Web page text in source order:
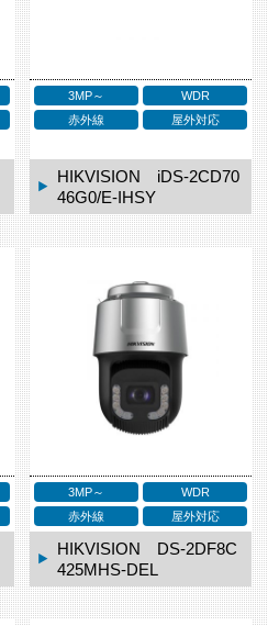
3MP～
WDR
赤外線
屋外対応
HIKVISION iDS-2CD70
46G0/E-IHSY
3MP～
WDR
赤外線
屋外対応
HIKVISION DS-2DF8C
425MHS-DEL